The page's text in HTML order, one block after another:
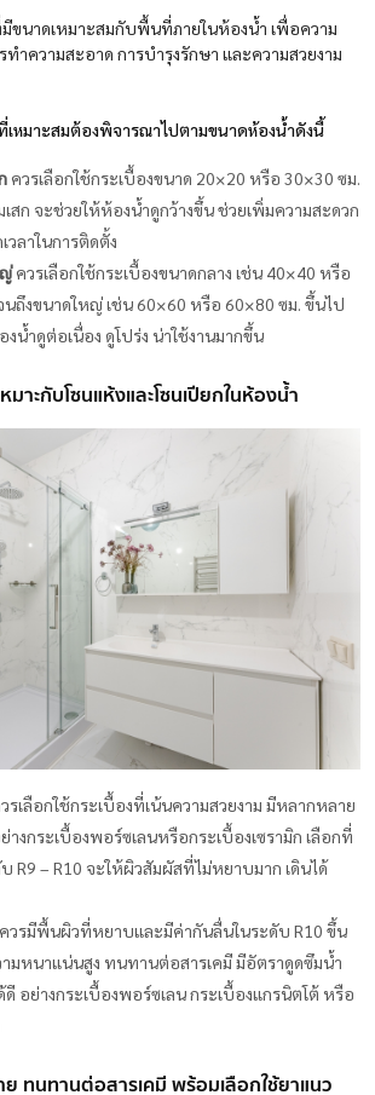
มีขนาดเหมาะสมกับพื้นที่ภายในห้องน้ำ เพื่อความ
ทำความสะอาด การบำรุงรักษา และความสวยงาม
เหมาะสมต้องพิจารณาไปตามขนาดห้องน้ำดังนี้
ควรเลือกใช้กระเบื้องขนาด 20×20 หรือ 30×30 ซม.
เสก จะช่วยให้ห้องน้ำดูกว้างขึ้น ช่วยเพิ่มความสะดวก
วลาในการติดตั้ง
ควรเลือกใช้กระเบื้องขนาดกลาง เช่น 40×40 หรือ
ถึงขนาดใหญ่ เช่น 60×60 หรือ 60×80 ซม. ขึ้นไป
น้ำดูต่อเนื่อง ดูโปร่ง น่าใช้งานมากขึ้น
มาะกับโซนแห้งและโซนเปียกในห้องน้ำ
รเลือกใช้กระเบื้องที่เน้นความสวยงาม มีหลากหลาย
างกระเบื้องพอร์ซเลนหรือกระเบื้องเซรามิก เลือกที่
R9 – R10 จะให้ผิวสัมผัสที่ไม่หยาบมาก เดินได้
ควรมีพื้นผิวที่หยาบและมีค่ากันลื่นในระดับ R10 ขึ้น
ามหนาแน่นสูง ทนทานต่อสารเคมี มีอัตราดูดซึมน้ำ
อย่างกระเบื้องพอร์ซเลน กระเบื้องแกรนิตโต้ หรือ
ทนทานต่อสารเคมี พร้อมเลือกใช้ยาแนว